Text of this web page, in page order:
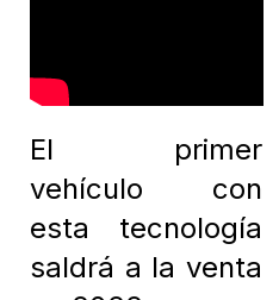
El primer
vehículo con
esta tecnología
saldrá a la venta